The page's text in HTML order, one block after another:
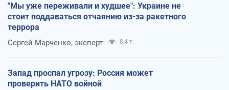
"Мы уже переживали и худшее": Украине не
стоит поддаваться отчаянию из-за ракетного
террора
Сергей Марченко, эксперт 8,4 т.
Запад проспал угрозу: Россия может
проверить НАТО войной